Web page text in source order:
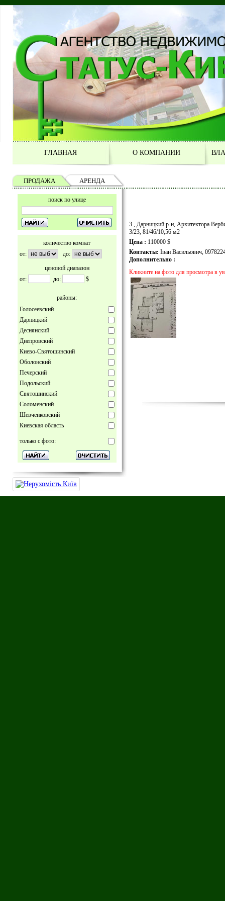
ГЛАВНАЯ О КОМПАНИИ
ПРОДАЖА АРЕНДА
поиск по улице
количество комнат
от:
до:
ценовой диапазон
от:
до: $
районы:
Голосеевский
Дарницкий
Деснянский
Днепровский
Киево-Святошинский
Оболонский
Печерский
Подольский
Святошинский
Соломенский
Шевченковский
Киевская область
только с фото:
3 , Дарницкий р-н, Архитектора
3/23, 81/46/10,56 м2
Цена : 110000 $
Контакты: Іван Васильович,
Дополнительно :
Кликните на фото для просмотра в